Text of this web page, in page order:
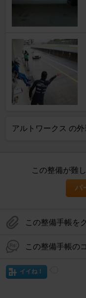
アルトワークス の
この整備が難
パ
この整備手帳を
この整備手帳の
イイね！